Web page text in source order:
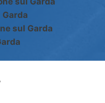
sul Garda